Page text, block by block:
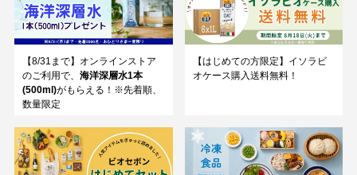
【8/31まで】オンラインストア
のご利用で、 海洋深層水1本
(500ml)がもらえる！※先着順、
数量限定
【はじめての方限定】イソラビ
オケース購入送料無料！